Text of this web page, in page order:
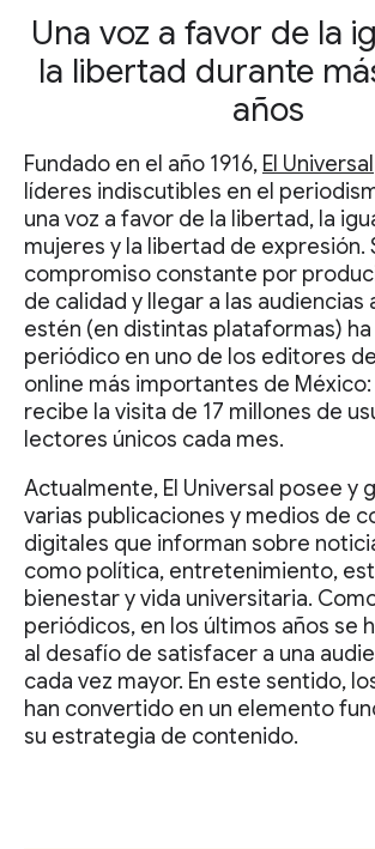
Una voz a favor de la
la libertad durante
años
Fundado en el año 1916, El Universal
líderes indiscutibles en el
una voz a favor de la libertad, la
mujeres y la libertad de expresión.
compromiso constante por
de calidad y llegar a las audiencias
estén (en distintas plataformas)
periódico en uno de los editores
online más importantes de
recibe la visita de 17 millones de
lectores únicos cada mes.
Actualmente, El Universal posee y
varias publicaciones y medios de
digitales que informan sobre
como política, entretenimiento,
bienestar y vida universitaria.
periódicos, en los últimos años se
al desafío de satisfacer a una
cada vez mayor. En este sentido,
han convertido en un elemento
su estrategia de contenido.